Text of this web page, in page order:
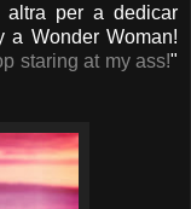
altra per a dedicar
a Wonder Woman!
staring at my ass!"